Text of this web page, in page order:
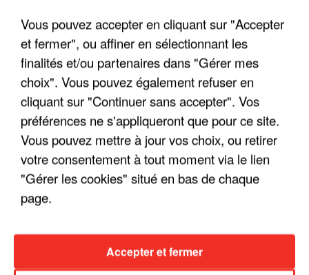
LES INTERVIEWS CHANTE
FRANCE
"JE SUIS À DISPOSITION DES
ENFOIRÉS"
Vous pouvez accepter en cliquant sur "Accepter
et fermer", ou affiner en sélectionnant les
finalités et/ou partenaires dans "Gérer mes
choix". Vous pouvez également refuser en
cliquant sur "Continuer sans accepter". Vos
préférences ne s'appliqueront que pour ce site.
Vous pouvez mettre à jour vos choix, ou retirer
votre consentement à tout moment via le lien
"Gérer les cookies" situé en bas de chaque
page.
Accepter et fermer